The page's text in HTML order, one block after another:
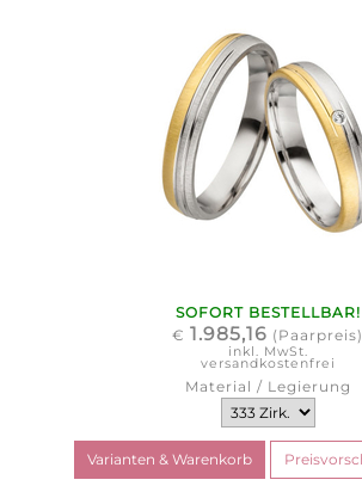
SOFORT BESTELLBAR!
€ 1.985,16 (Paarpreis)
inkl. MwSt.
versandkostenfrei
Material / Legierung